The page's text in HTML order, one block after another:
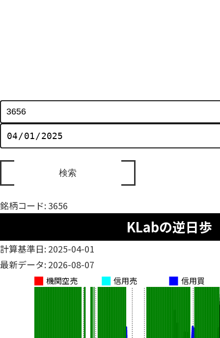
銘柄コード: 3656
KLabの逆日歩
計算基準日: 2025-04-01
最新データ: 2026-08-07
機関空売 信用売 信用買